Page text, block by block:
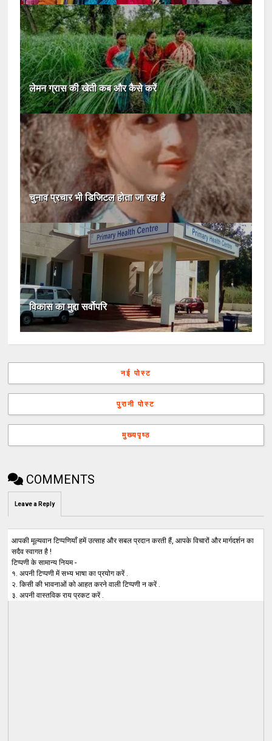
लेमन ग्रास की खेती कब और कैसे करें
चुनाव प्रचार भी डिजिटल होता जा रहा है
विकास का मुद्दा सर्वोपरि
नई पोस्ट
पुरानी पोस्ट
मुख्यपृष्ठ
COMMENTS
Leave a Reply
आपकी मूल्यवान टिप्पणियाँ हमें उत्साह और सबल प्रदान करती हैं, आपके विचारों और मार्गदर्शन का
सदैव स्वागत है !
टिप्पणी के सामान्य नियम -
१. अपनी टिप्पणी में सभ्य भाषा का प्रयोग करें .
२. किसी की भावनाओं को आहत करने वाली टिप्पणी न करें .
३. अपनी वास्तविक राय प्रकट करें .